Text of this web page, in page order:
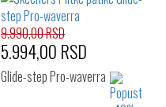
43
44
9.990,00 RSD
5.994,00 RSD
Glide-step Pro-waverra